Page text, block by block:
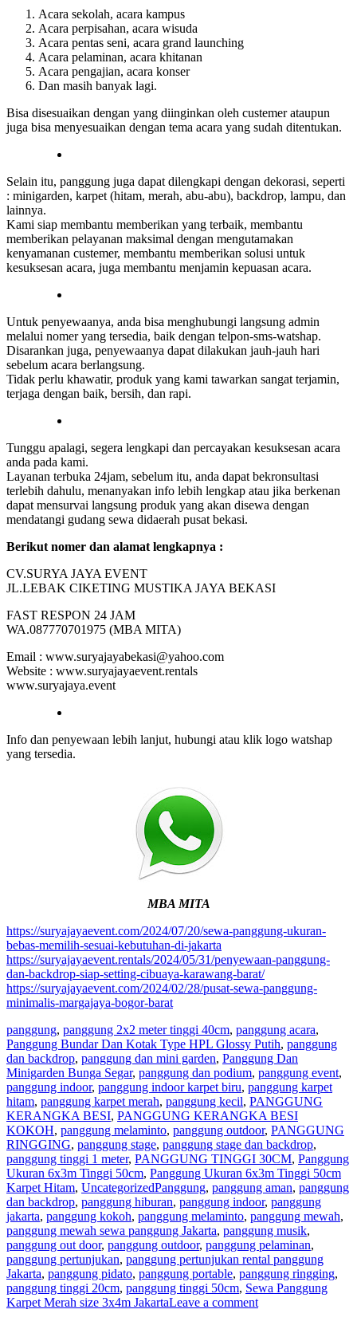
Acara sekolah, acara kampus
Acara perpisahan, acara wisuda
Acara pentas seni, acara grand launching
Acara pelaminan, acara khitanan
Acara pengajian, acara konser
Dan masih banyak lagi.
Bisa disesuaikan dengan yang diinginkan oleh custemer ataupun
juga bisa menyesuaikan dengan tema acara yang sudah ditentukan.
Selain itu, panggung juga dapat dilengkapi dengan dekorasi, seperti
: minigarden, karpet (hitam, merah, abu-abu), backdrop, lampu, dan
lainnya.
Kami siap membantu memberikan yang terbaik, membantu
memberikan pelayanan maksimal dengan mengutamakan
kenyamanan custemer, membantu memberikan solusi untuk
kesuksesan acara, juga membantu menjamin kepuasan acara.
Untuk penyewaanya, anda bisa menghubungi langsung admin
melalui nomer yang tersedia, baik dengan telpon-sms-watshap.
Disarankan juga, penyewaanya dapat dilakukan jauh-jauh hari
sebelum acara berlangsung.
Tidak perlu khawatir, produk yang kami tawarkan sangat terjamin,
terjaga dengan baik, bersih, dan rapi.
Tunggu apalagi, segera lengkapi dan percayakan kesuksesan acara
anda pada kami.
Layanan terbuka 24jam, sebelum itu, anda dapat bekronsultasi
terlebih dahulu, menanyakan info lebih lengkap atau jika berkenan
dapat mensurvai langsung produk yang akan disewa dengan
mendatangi gudang sewa didaerah pusat bekasi.
Berikut nomer dan alamat lengkapnya :
CV.SURYA JAYA EVENT
JL.LEBAK CIKETING MUSTIKA JAYA BEKASI
FAST RESPON 24 JAM
WA.087770701975 (MBA MITA)
Email : www.suryajayabekasi@yahoo.com
Website : www.suryajayaevent.rentals
www.suryajaya.event
Info dan penyewaan lebih lanjut, hubungi atau klik logo watshap
yang tersedia.
MBA MITA
https://suryajayaevent.com/2024/07/20/sewa-panggung-ukuran-
bebas-memilih-sesuai-kebutuhan-di-jakarta
https://suryajayaevent.rentals/2024/05/31/penyewaan-panggung-
dan-backdrop-siap-setting-cibuaya-karawang-barat/
https://suryajayaevent.com/2024/02/28/pusat-sewa-panggung-
minimalis-margajaya-bogor-barat
panggung, panggung 2x2 meter tinggi 40cm, panggung acara,
Panggung Bundar Dan Kotak Type HPL Glossy Putih, panggung
dan backdrop, panggung dan mini garden, Panggung Dan
Minigarden Bunga Segar, panggung dan podium, panggung event,
panggung indoor, panggung indoor karpet biru, panggung karpet
hitam, panggung karpet merah, panggung kecil, PANGGUNG
KERANGKA BESI, PANGGUNG KERANGKA BESI
KOKOH, panggung melaminto, panggung outdoor, PANGGUNG
RINGGING, panggung stage, panggung stage dan backdrop,
panggung tinggi 1 meter, PANGGUNG TINGGI 30CM, Panggung
Ukuran 6x3m Tinggi 50cm, Panggung Ukuran 6x3m Tinggi 50cm
Karpet Hitam, UncategorizedPanggung, panggung aman, panggung
dan backdrop, panggung hiburan, panggung indoor, panggung
jakarta, panggung kokoh, panggung melaminto, panggung mewah,
panggung mewah sewa panggung Jakarta, panggung musik,
panggung out door, panggung outdoor, panggung pelaminan,
panggung pertunjukan, panggung pertunjukan rental panggung
Jakarta, panggung pidato, panggung portable, panggung ringging,
panggung tinggi 20cm, panggung tinggi 50cm, Sewa Panggung
Karpet Merah size 3x4m JakartaLeave a comment